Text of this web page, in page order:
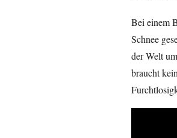
Bei einem
Schnee
der Welt
braucht